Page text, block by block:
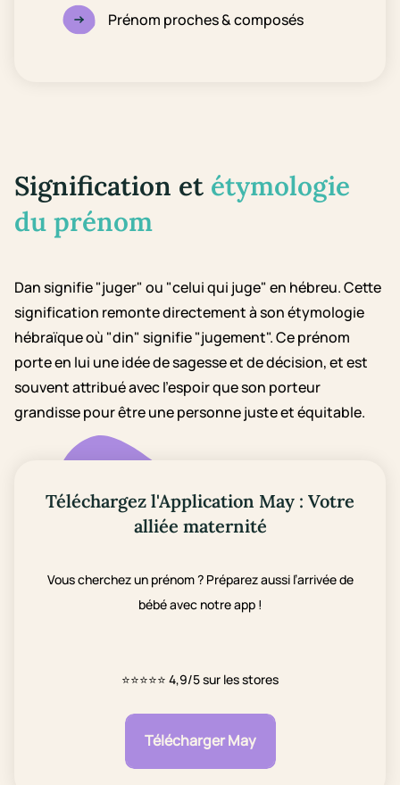
Prénom proches & composés
Signification et étymologie
du prénom
Dan signifie "juger" ou "celui qui juge" en hébreu. Cette
signification remonte directement à son étymologie
hébraïque où "din" signifie "jugement". Ce prénom
porte en lui une idée de sagesse et de décision, et est
souvent attribué avec l'espoir que son porteur
grandisse pour être une personne juste et équitable.
Téléchargez l'Application May : Votre
alliée maternité
Vous cherchez un prénom ? Préparez aussi l’arrivée de
bébé avec notre app !
⭐⭐⭐⭐⭐ 4,9/5 sur les stores
Télécharger May